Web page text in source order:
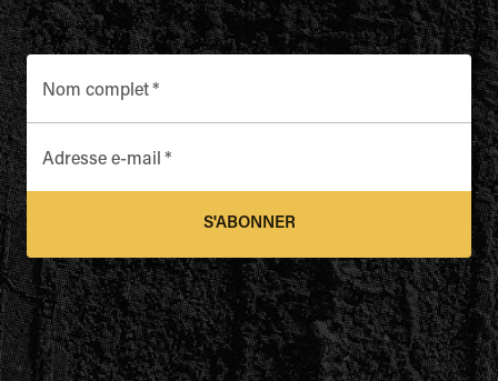
Nom complet*
Adresse e-mail *
S'ABONNER